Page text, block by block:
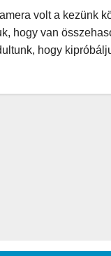
volt a kezünk
hogy van
hogy